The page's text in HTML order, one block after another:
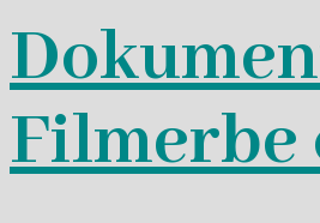
Filmerbe